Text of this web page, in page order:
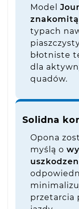
Model
typach
błotniste
dla
quadów.
Solidna
Opona
myślą o
przetarcia